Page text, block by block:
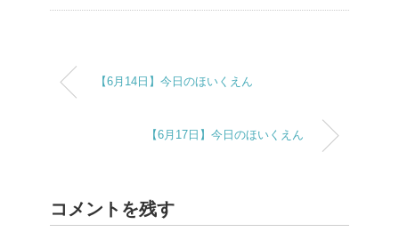
【6月14日】今日のほいくえん
【6月17日】今日のほいくえん
コメントを残す